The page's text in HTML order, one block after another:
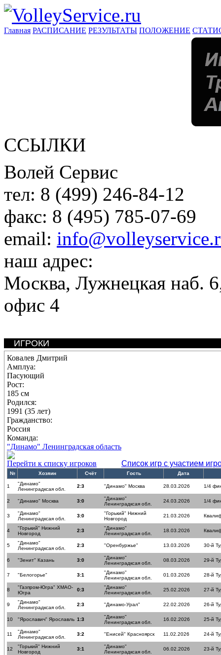
Главная РАСПИСАНИЕ РЕЗУЛЬТАТЫ ПОЛОЖЕНИЕ
ССЫЛКИ
Волей Сервис
тел: 8 (499) 246-84-12
факс: 8 (495) 785-07-69
email:
наш адрес:
Москва, Лужнецкая наб.
офис 4
ИГРОКИ
Ковалев Дмитрий
Амплуа:
Пасующий
Рост:
185 см
Родился:
1991 (35 лет)
Гражданство:
Россия
Команда:
"Динамо" Ленинградская область
Перейти к списку игроков
Список игр с участием
№ Хозяин Счёт Гость Дата
1
"Динамо"
Ленинградксая обл.
2:3 "Динамо" Москва 28.03.2026 1/4
2 "Динамо" Москва 3:0
"Динамо"
Ленинградксая обл.
24.03.2026 1/4
3
"Динамо"
Ленинградксая обл.
3:0
"Горький" Нижний
Новгород
21.03.2026
4
"Горький" Нижний
Новгород
2:3
"Динамо"
Ленинградксая обл.
18.03.2026
5
"Динамо"
Ленинградксая обл.
2:3 "Оренбуржье" 13.03.2026 30-й
6 "Зенит" Казань 3:0
"Динамо"
Ленинградксая обл.
08.03.2026 29-й
7 "Белогорье" 3:1
"Динамо"
Ленинградксая обл.
01.03.2026 28-й
8
"Газпром-Югра" ХМАО-
Югра
0:3
"Динамо"
Ленинградксая обл.
25.02.2026 27-й
9
"Динамо"
Ленинградксая обл.
2:3 "Динамо-Урал" 22.02.2026 26-й
10 "Ярославич" Ярославль 1:3
"Динамо"
Ленинградксая обл.
16.02.2026 25-й
11
"Динамо"
Ленинградксая обл.
3:2 "Енисей" Красноярск 11.02.2026 24-й
12
"Горький" Нижний
Новгород
3:1
"Динамо"
Ленинградксая обл.
06.02.2026 23-й